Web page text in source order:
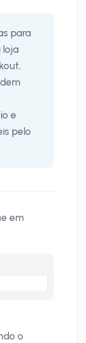
para
loja
e
pelo
em
o